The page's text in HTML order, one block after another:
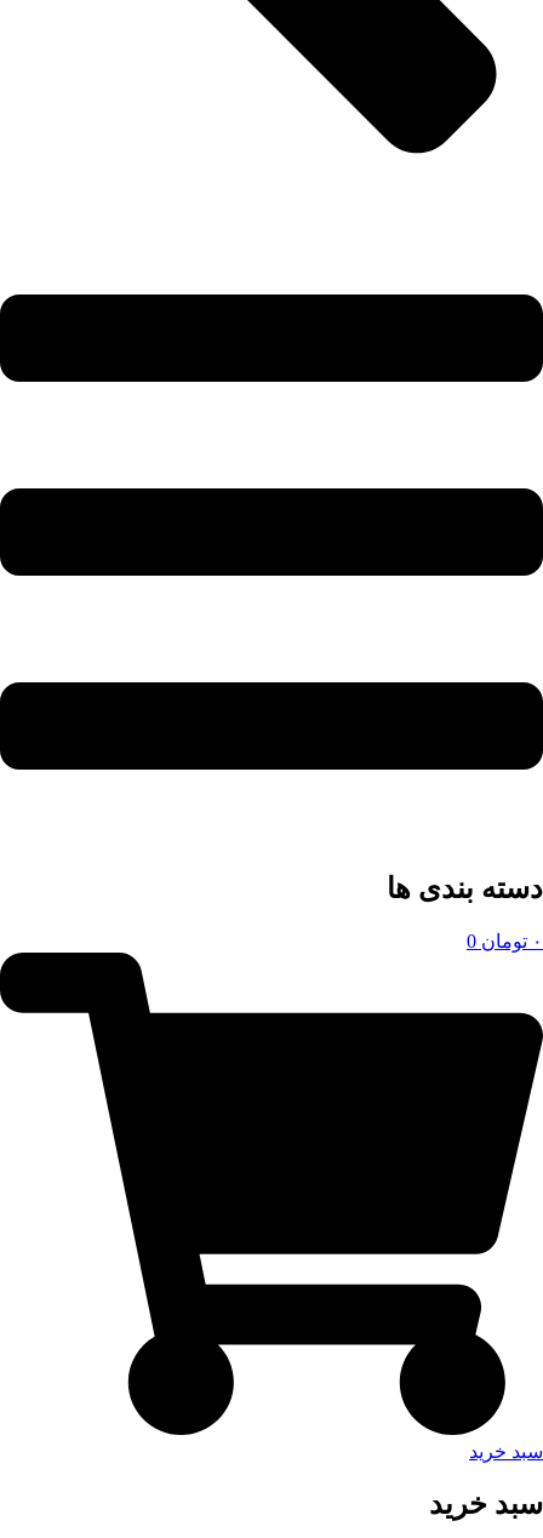
دسته بندی ها
۰ تومان 0
سبد خرید
سبد خرید